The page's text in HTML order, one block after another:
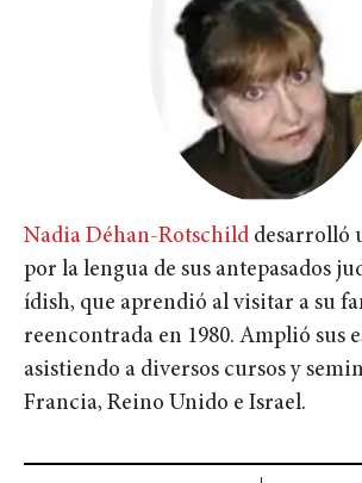
Nadia Déhan-Rotschild desarrolló
por la lengua de sus antepasados
ídish, que aprendió al visitar a su
reencontrada en 1980. Amplió sus
asistiendo a diversos cursos y
Francia, Reino Unido e Israel.